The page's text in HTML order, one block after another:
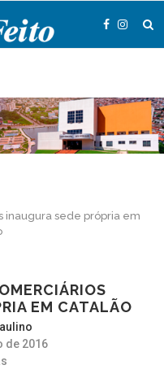
inaugura sede própria em
EM CATALÃO
de 2016